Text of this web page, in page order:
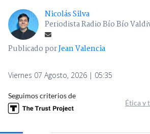
Nicolás Silva
Periodista Radio Bío Bío
Publicado porJean Valencia
Viernes 07 Agosto, 2026 | 05:35
Seguimos criterios de
Ética y